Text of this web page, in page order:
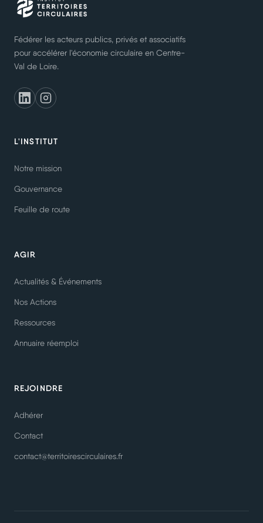
Fédérer les acteurs publics, privés et associatifs
pour accélérer l'économie circulaire en Centre-
Val de Loire.
L'INSTITUT
Notre mission
Gouvernance
Feuille de route
AGIR
Actualités & Événements
Nos Actions
Ressources
Annuaire réemploi
REJOINDRE
Adhérer
Contact
contact@territoirescirculaires.fr